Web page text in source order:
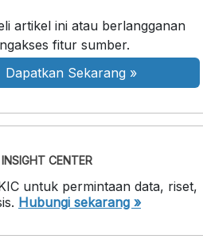
artikel ini atau berlangganan
fitur sumber.
Dapatkan Sekarang »
CENTER
untuk permintaan data, riset,
Hubungi sekarang »